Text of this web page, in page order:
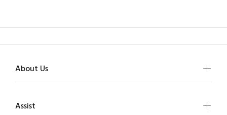
About Us
Assist